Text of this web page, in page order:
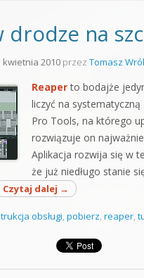
Kontakt 5
Pakiety
drodze na
kwietnia 2010 przez Tomasz
Reaperto bodajże
liczyć na
Pro Tools, na którego
rozwiązuje on
Aplikacja rozwija się w
że już niedługo stanie
Czytaj dalej →
obsługi, pobierz, reaper,